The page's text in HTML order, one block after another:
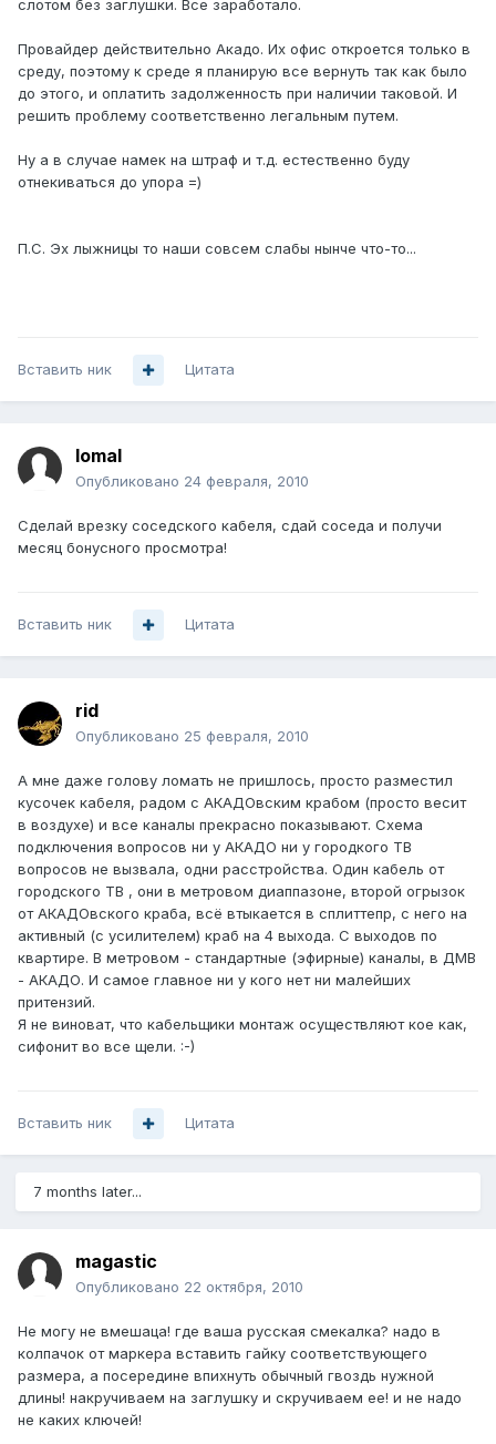
слотом без заглушки. Все заработало.
Провайдер действительно Акадо. Их офис откроется только в
среду, поэтому к среде я планирую все вернуть так как было
до этого, и оплатить задолженность при наличии таковой. И
решить проблему соответственно легальным путем.
Ну а в случае намек на штраф и т.д. естественно буду
отнекиваться до упора =)
П.С. Эх лыжницы то наши совсем слабы нынче что-то...
Вставить ник Цитата
lomal
Опубликовано 24 февраля, 2010
Сделай врезку соседского кабеля, сдай соседа и получи
месяц бонусного просмотра!
Вставить ник Цитата
rid
Опубликовано 25 февраля, 2010
А мне даже голову ломать не пришлось, просто разместил
кусочек кабеля, радом с АКАДОвским крабом (просто весит
в воздухе) и все каналы прекрасно показывают. Схема
подключения вопросов ни у АКАДО ни у городкого ТВ
вопросов не вызвала, одни расстройства. Один кабель от
городского ТВ , они в метровом диаппазоне, второй огрызок
от АКАДОвского краба, всё втыкается в сплиттепр, с него на
активный (с усилителем) краб на 4 выхода. С выходов по
квартире. В метровом - стандартные (эфирные) каналы, в ДМВ
- АКАДО. И самое главное ни у кого нет ни малейших
притензий.
Я не виноват, что кабельщики монтаж осуществляют кое как,
сифонит во все щели. :-)
Вставить ник Цитата
7 months later...
magastic
Опубликовано 22 октября, 2010
Не могу не вмешаца! где ваша русская смекалка? надо в
колпачок от маркера вставить гайку соответствующего
размера, а посередине впихнуть обычный гвоздь нужной
длины! накручиваем на заглушку и скручиваем ее! и не надо
не каких ключей!